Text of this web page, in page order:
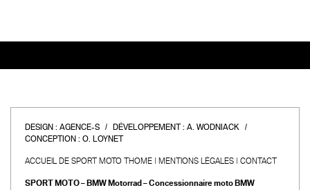
DESIGN : AGENCE-S DÉVELOPPEMENT : A. WODNIACK
CONCEPTION : O. LOYNET
ACCUEIL DE SPORT MOTO THOME MENTIONS LÉGALES CONTACT
SPORT MOTO – BMW Motorrad – Concessionnaire moto BMW